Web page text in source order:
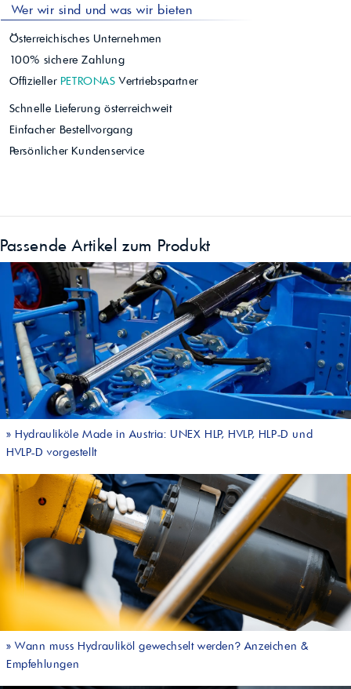
Wer wir sind und was wir bieten
Österreichisches Unternehmen
100% sichere Zahlung
Offizieller PETRONAS Vertriebspartner
Schnelle Lieferung österreichweit
Einfacher Bestellvorgang
Persönlicher Kundenservice
Passende Artikel zum Produkt
» Hydrauliköle Made in Austria: UNEX HLP, HVLP, HLP-D und
HVLP-D vorgestellt
» Wann muss Hydrauliköl gewechselt werden? Anzeichen &
Empfehlungen